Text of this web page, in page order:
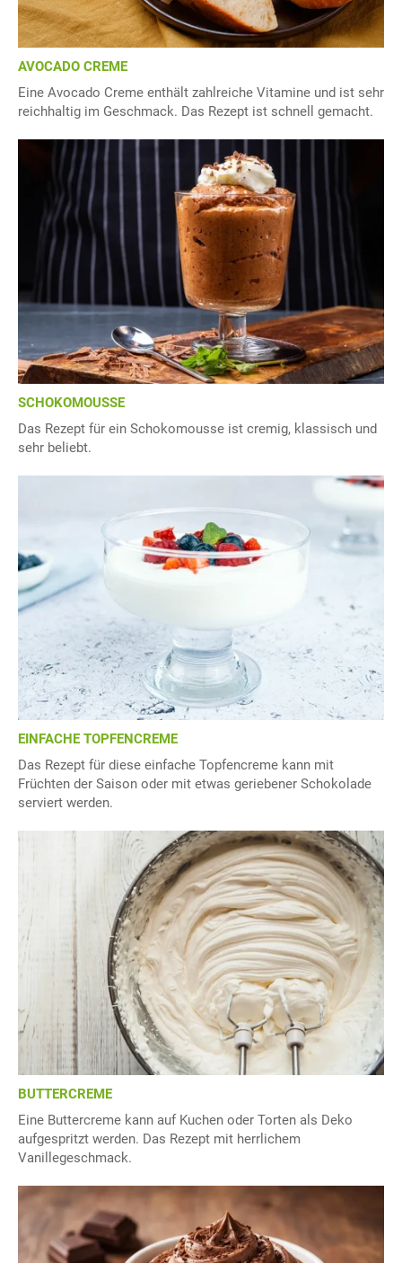
AVOCADO CREME
Eine Avocado Creme enthält zahlreiche Vitamine und ist sehr
reichhaltig im Geschmack. Das Rezept ist schnell gemacht.
SCHOKOMOUSSE
Das Rezept für ein Schokomousse ist cremig, klassisch und
sehr beliebt.
EINFACHE TOPFENCREME
Das Rezept für diese einfache Topfencreme kann mit
Früchten der Saison oder mit etwas geriebener Schokolade
serviert werden.
BUTTERCREME
Eine Buttercreme kann auf Kuchen oder Torten als Deko
aufgespritzt werden. Das Rezept mit herrlichem
Vanillegeschmack.